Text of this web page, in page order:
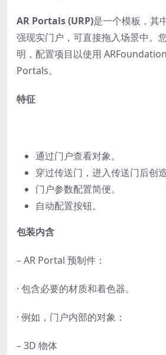
AR Portals (URP)是一个模板，其
强现实门户，可直接拖入场景中。
明，配置项目以使用
Portals。
特征
通过门户查看对象。
穿过传送门，进入传送门后创造
门户参数配置简便。
自动配置按钮。
包装内含
– AR Portal 预制件：
· 包含必要的材质和着色器。
· 例如，门户内部的对象：
– 3D 物体